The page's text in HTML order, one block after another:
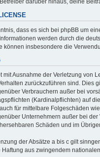
darüber hinaus, deine
dass es sich bei phpBB um eine
werden durch die
können insbesondere die
mit Ausnahme der Verletzung von
zurückzuführen sind. Dies
Verbrauchern außer bei
(Kardinalpflichten) auf
für mittelbare Folgeschäden
Unternehmern außer bei
Schäden und im
der Absätze a bis c gilt
Haftung aus zwingendem